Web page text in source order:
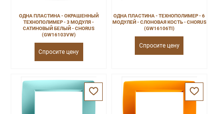
ОДНА ПЛАСТИНА - ОКРАШЕННЫЙ
ТЕХНОПОЛИМЕР - 3 МОДУЛЯ -
САТИНОВЫЙ БЕЛЫЙ - CHORUS
(GW16103VW)
Спросите цену
ОДНА ПЛАСТИНА - ТЕХНОПОЛИМЕР - 6
МОДУЛЕЙ - СЛОНОВАЯ КОСТЬ - CHORUS
(GW16106TI)
Спросите цену